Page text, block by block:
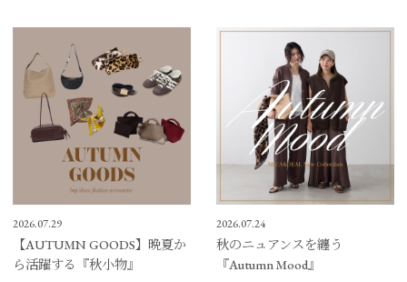
2026.07.29
【AUTUMN GOODS】晩夏か
ら活躍する『秋小物』
2026.07.24
秋のニュアンスを纏う
『Autumn Mood』